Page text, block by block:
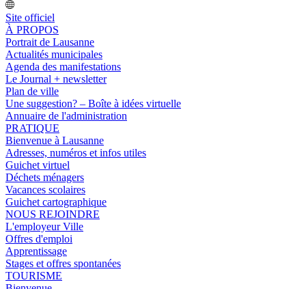
Site officiel
À PROPOS
Portrait de Lausanne
Actualités municipales
Agenda des manifestations
Le Journal + newsletter
Plan de ville
Une suggestion? – Boîte à idées virtuelle
Annuaire de l'administration
PRATIQUE
Bienvenue à Lausanne
Adresses, numéros et infos utiles
Guichet virtuel
Déchets ménagers
Vacances scolaires
Guichet cartographique
NOUS REJOINDRE
L'employeur Ville
Offres d'emploi
Apprentissage
Stages et offres spontanées
TOURISME